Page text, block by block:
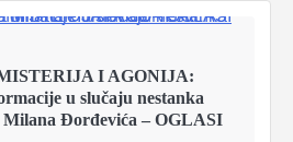
I AGONIJA:
u slučaju nestanka
Milana Đorđevića – OGLASI